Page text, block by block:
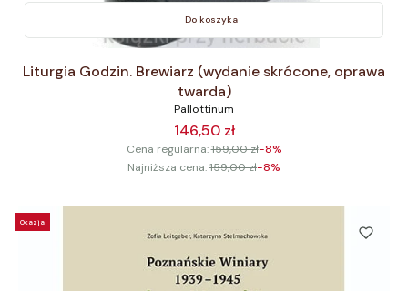
Do koszyka
Liturgia Godzin. Brewiarz (wydanie skrócone, oprawa
twarda)
Pallottinum
146,50 zł
Cena regularna:159,00 zł-8%
Najniższa cena:159,00 zł-8%
Okazja